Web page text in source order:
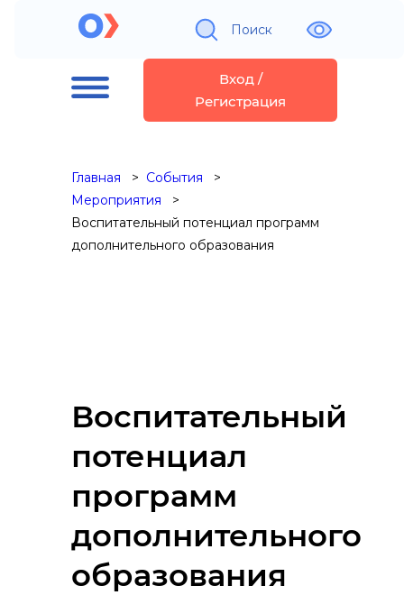
Поиск
Вход /
Регистрация
Главная
События
Мероприятия
Воспитательный потенциал программ
дополнительного образования
Воспитательный
потенциал
программ
дополнительного
образования